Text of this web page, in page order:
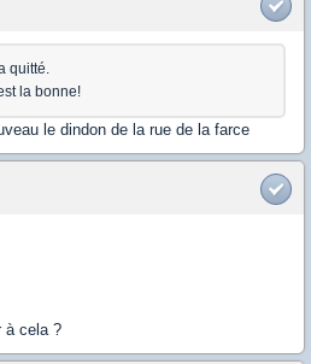
quitté.
la bonne!
le dindon de la rue de la farce
à cela ?